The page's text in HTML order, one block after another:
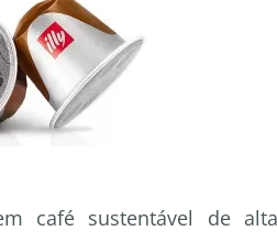
café sustentável de alta